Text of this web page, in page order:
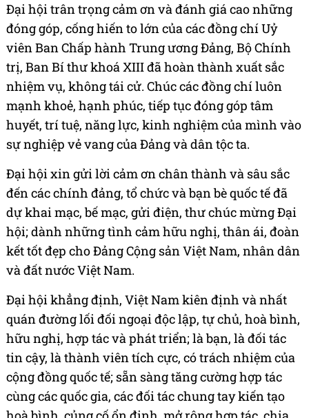
Đại hội trân trọng cảm ơn và đánh giá cao những
đóng góp, cống hiến to lớn của các đồng chí Uỷ
viên Ban Chấp hành Trung ương Đảng, Bộ Chính
trị, Ban Bí thư khoá XIII đã hoàn thành xuất sắc
nhiệm vụ, không tái cử. Chúc các đồng chí luôn
mạnh khoẻ, hạnh phúc, tiếp tục đóng góp tâm
huyết, trí tuệ, năng lực, kinh nghiệm của mình vào
sự nghiệp vẻ vang của Đảng và dân tộc ta.
Đại hội xin gửi lời cảm ơn chân thành và sâu sắc
đến các chính đảng, tổ chức và bạn bè quốc tế đã
dự khai mạc, bế mạc, gửi điện, thư chúc mừng Đại
hội; dành những tình cảm hữu nghị, thân ái, đoàn
kết tốt đẹp cho Đảng Cộng sản Việt Nam, nhân dân
và đất nước Việt Nam.
Đại hội khẳng định, Việt Nam kiên định và nhất
quán đường lối đối ngoại độc lập, tự chủ, hoà bình,
hữu nghị, hợp tác và phát triển; là bạn, là đối tác
tin cậy, là thành viên tích cực, có trách nhiệm của
cộng đồng quốc tế; sẵn sàng tăng cường hợp tác
cùng các quốc gia, các đối tác chung tay kiến tạo